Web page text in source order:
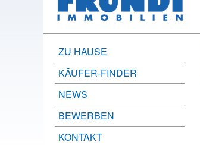
ZU HAUSE
KÄUFER-FINDER
NEWS
BEWERBEN
KONTAKT